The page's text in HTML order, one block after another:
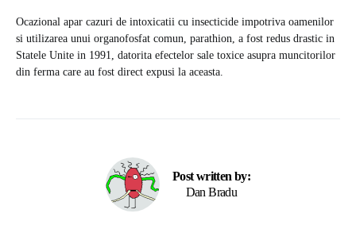
Ocazional apar cazuri de intoxicatii cu insecticide impotriva oamenilor
si utilizarea unui organofosfat comun, parathion, a fost redus drastic in
Statele Unite in 1991, datorita efectelor sale toxice asupra muncitorilor
din ferma care au fost direct expusi la aceasta.
Post written by:
Dan Bradu